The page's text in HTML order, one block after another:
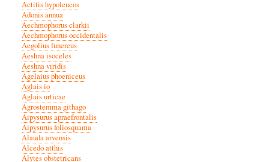
Actitis hypoleucos
Adonis annua
Aechmophorus clarkii
Aechmophorus occidentalis
Aegolius funereus
Aeshna isoceles
Aeshna viridis
Agelaius phoeniceus
Aglais io
Aglais urticae
Agrostemma githago
Aipysurus apraefrontalis
Aipysurus foliosquama
Alauda arvensis
Alcedo atthis
Alytes obstetricans